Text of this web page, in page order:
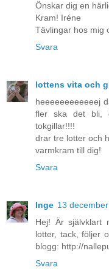
Önskar dig en
Kram! Iréne
Tävlingar hos mig
Svara
lottens vita och
heeeeeeeeeeeej
fler ska det bli,
tokgillar!!!!
drar tre lotter och
varmkram till dig!
Svara
Inge 13
Hej! Är självklart
lotter, tack, följer
blogg: http://
Svara